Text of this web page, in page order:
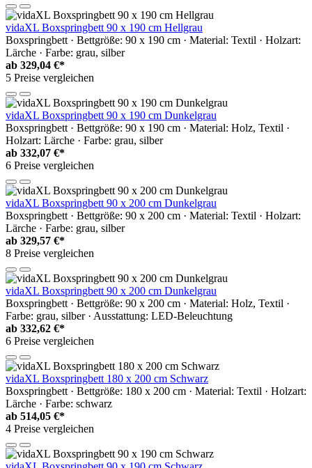
vidaXL Boxspringbett 90 x 190 cm Hellgrau
Boxspringbett · Bettgröße: 90 x 190 cm · Material: Textil · Holzart:
Lärche · Farbe: grau, silber
ab 329,04 €*
5 Preise vergleichen
vidaXL Boxspringbett 90 x 190 cm Dunkelgrau
Boxspringbett · Bettgröße: 90 x 190 cm · Material: Holz, Textil ·
Holzart: Lärche · Farbe: grau, silber
ab 332,07 €*
6 Preise vergleichen
vidaXL Boxspringbett 90 x 200 cm Dunkelgrau
Boxspringbett · Bettgröße: 90 x 200 cm · Material: Textil · Holzart:
Lärche · Farbe: grau, silber
ab 329,57 €*
8 Preise vergleichen
vidaXL Boxspringbett 90 x 200 cm Dunkelgrau
Boxspringbett · Bettgröße: 90 x 200 cm · Material: Holz, Textil ·
Farbe: grau, silber · Ausstattung: LED-Beleuchtung
ab 332,62 €*
6 Preise vergleichen
vidaXL Boxspringbett 180 x 200 cm Schwarz
Boxspringbett · Bettgröße: 180 x 200 cm · Material: Textil · Holzart:
Lärche · Farbe: schwarz
ab 514,05 €*
4 Preise vergleichen